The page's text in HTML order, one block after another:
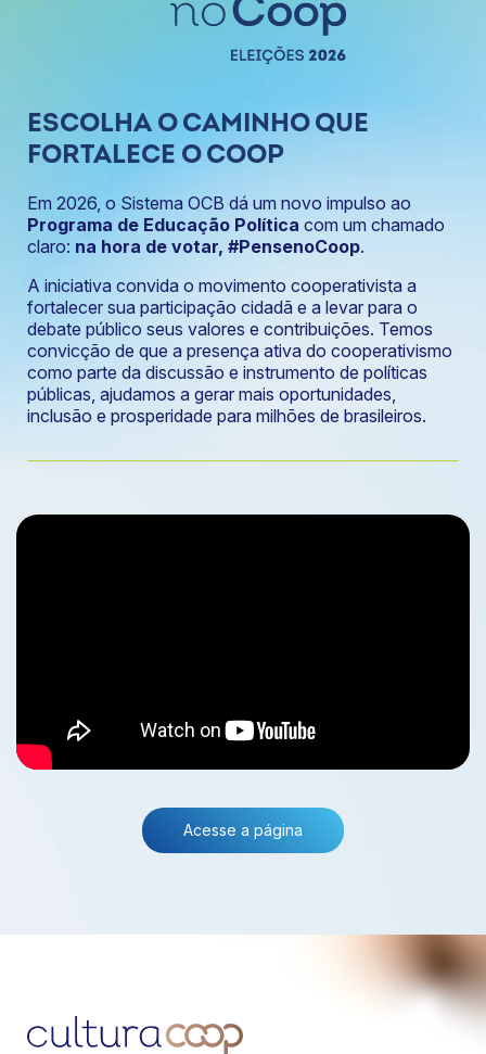
ESCOLHA O CAMINHO QUE
FORTALECE O COOP
Em 2026, o Sistema OCB dá um novo impulso ao
Programa de Educação Política com um chamado
claro: na hora de votar, #PensenoCoop.
A iniciativa convida o movimento cooperativista a
fortalecer sua participação cidadã e a levar para o
debate público seus valores e contribuições. Temos
convicção de que a presença ativa do cooperativismo
como parte da discussão e instrumento de políticas
públicas, ajudamos a gerar mais oportunidades,
inclusão e prosperidade para milhões de brasileiros.
Acesse a página